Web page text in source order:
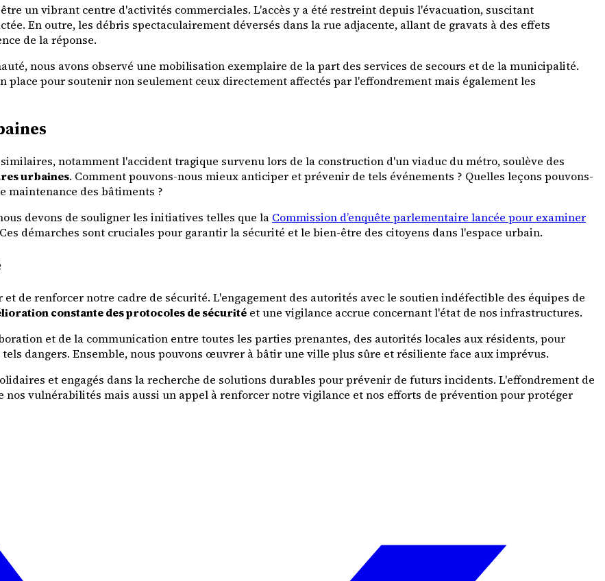
un vibrant centre d'activités commerciales. L'accès y a été restreint depuis l'évacuation, suscitant
En outre, les débris spectaculairement déversés dans la rue adjacente, allant de gravats à des effets
de la réponse.
nous avons observé une mobilisation exemplaire de la part des services de secours et de la municipalité.
place pour soutenir non seulement ceux directement affectés par l'effondrement mais également les
notamment l'accident tragique survenu lors de la construction d'un viaduc du métro, soulève des
urbaines. Comment pouvons-nous mieux anticiper et prévenir de tels événements ? Quelles leçons pouvons-
maintenance des bâtiments ?
devons de souligner les initiatives telles que la Commission d’enquête parlementaire lancée pour examiner
démarches sont cruciales pour garantir la sécurité et le bien-être des citoyens dans l'espace urbain.
de renforcer notre cadre de sécurité. L'engagement des autorités avec le soutien indéfectible des équipes de
constante des protocoles de sécurité et une vigilance accrue concernant l'état de nos infrastructures.
et de la communication entre toutes les parties prenantes, des autorités locales aux résidents, pour
dangers. Ensemble, nous pouvons œuvrer à bâtir une ville plus sûre et résiliente face aux imprévus.
et engagés dans la recherche de solutions durables pour prévenir de futurs incidents. L'effondrement de
nos vulnérabilités mais aussi un appel à renforcer notre vigilance et nos efforts de prévention pour protéger